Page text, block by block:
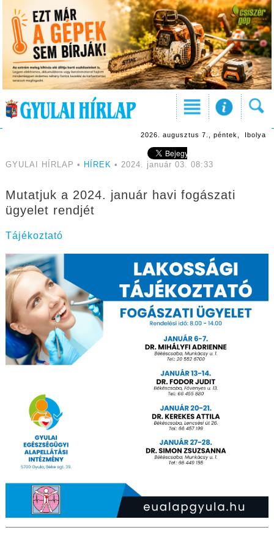
2026. augusztus 7., péntek, Ibolya
GYULAI HÍRLAP • HÍREK • 2024. január 03. 08:33
Mutatjuk a 2024. január havi fogászati
ügyelet rendjét
Tájékoztató